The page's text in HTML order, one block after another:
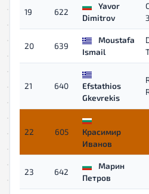
19 622
Yavor
Dimitrov
20 639
Moustafa
Ismail
21 640
Efstathios
Gkevrekis
22 605
Красимир
Иванов
23 642
Марин
Петров